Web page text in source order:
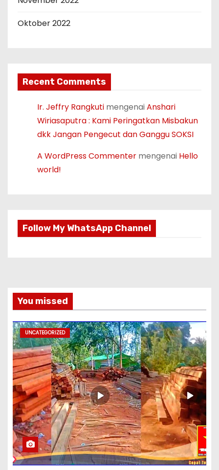
Oktober 2022
Recent Comments
Ir. Jeffry Rangkuti mengenaiAnshari
Wiriasaputra : Kami Peringatkan Misbakun
dkk Jangan Pengecut dan Ganggu SOKSI
A WordPress Commenter mengenai Hello
world!
Follow My WhatsApp Channel
You missed
UNCATEGORIZED